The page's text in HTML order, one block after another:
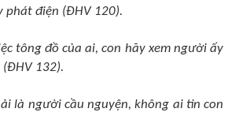
phát điện (ÐHV 120).
tông đồ của ai, con hãy xem người ấy
132).
là người cầu nguyện, không ai tin con